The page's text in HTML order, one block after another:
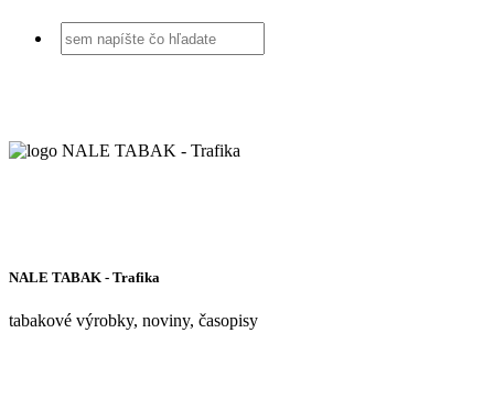
NALE TABAK - Trafika
tabakové výrobky, noviny, časopisy